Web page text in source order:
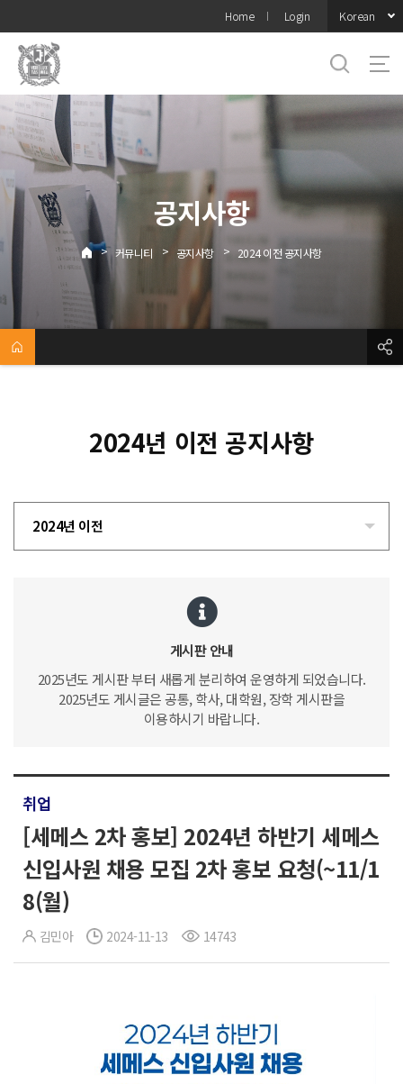
메뉴
Home Login Korean
공지사항
> 커뮤니티 > 공지사항 > 2024 이전 공지사항
2024년 이전 공지사항
2024년 이전
게시판 안내
2025년도 게시판 부터 새롭게 분리하여 운영하게 되었습니다.
2025년도 게시글은 공통, 학사, 대학원, 장학 게시판을
이용하시기 바랍니다.
취업
[세메스 2차 홍보] 2024년 하반기 세메스
신입사원 채용 모집 2차 홍보 요청(~11/1
8(월)
김민아 2024-11-13 14743